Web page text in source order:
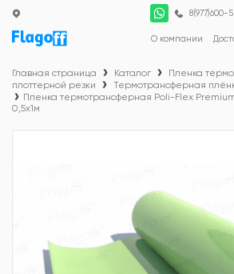
О компании
8(977)600-
Главная страница Каталог
Пленка
плоттерной резки
Термотрансферная
Пленка термотрансферная Poli-Flex
0,5x1м